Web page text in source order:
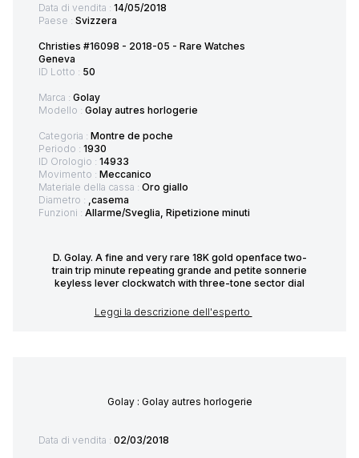
Data di vendita : 14/05/2018
Paese : Svizzera
Christies #16098 - 2018-05 - Rare Watches
Geneva
ID Lotto : 50
Marca : Golay
Modello : Golay autres horlogerie
Categoria : Montre de poche
Periodo : 1930
ID Orologio : 14933
Movimento : Meccanico
Materiale della cassa : Oro giallo
Diametro : ,casema
Funzioni : Allarme/Sveglia, Ripetizione minuti
D. Golay. A fine and very rare 18K gold openface two-
train trip minute repeating grande and petite sonnerie
keyless lever clockwatch with three-tone sector dial
Leggi la descrizione dell'esperto
Golay : Golay autres horlogerie
Data di vendita : 02/03/2018